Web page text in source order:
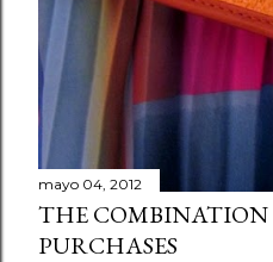
mayo 04, 2012
THE COMBINATION
PURCHASES